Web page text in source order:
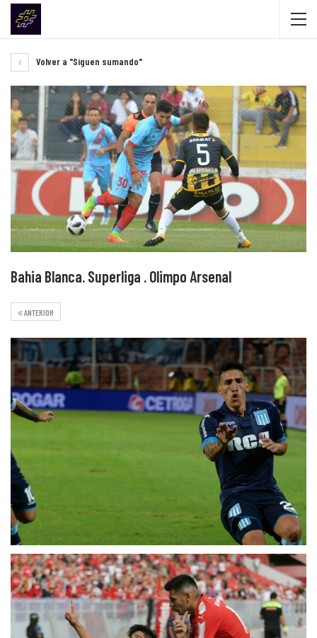
Volver a "Siguen sumando"
Bahia Blanca. Superliga . Olimpo Arsenal
ANTERIOR